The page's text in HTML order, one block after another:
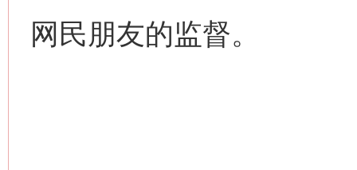
网民朋友的监督。